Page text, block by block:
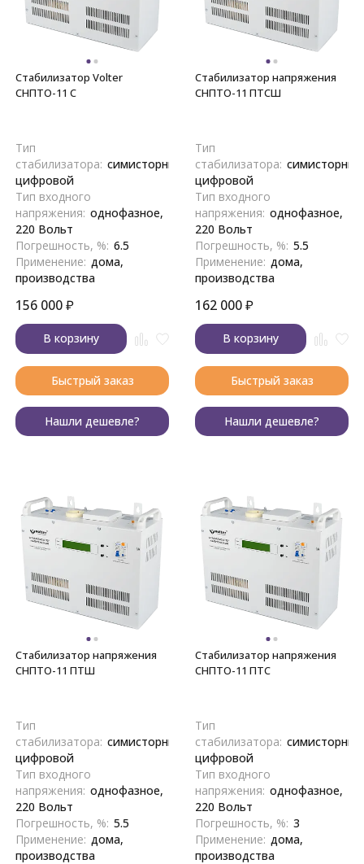
Стабилизатор Volter
СНПТО-11 С
Тип
стабилизатора: симисторный,
цифровой
Тип входного
напряжения: однофазное,
220 Вольт
Погрешность, %: 6.5
Применение: дома,
производства
156 000₽
В корзину
Быстрый заказ
Нашли дешевле?
Стабилизатор напряжения
СНПТО-11 ПТСШ
Тип
стабилизатора:
цифровой
Тип входного
напряжения: однофазное,
220 Вольт
Погрешность, %: 5.5
Применение: дома,
производства
162 000₽
В корзину
Быстрый заказ
Нашли дешевле?
Стабилизатор напряжения
СНПТО-11 ПТШ
Тип
стабилизатора: симисторный,
цифровой
Тип входного
напряжения: однофазное,
220 Вольт
Погрешность, %: 5.5
Применение: дома,
производства
Стабилизатор напряжения
СНПТО-11 ПТС
Тип
стабилизатора:
цифровой
Тип входного
напряжения: однофазное,
220 Вольт
Погрешность, %: 3
Применение: дома,
производства